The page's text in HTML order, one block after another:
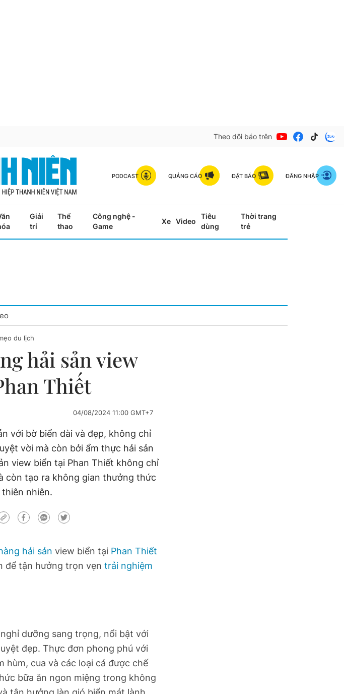
Theo dõi báo trên
PODCAST QUẢNG CÁO ĐẶT BÁO ĐĂNG NHẬP
Giải
trí
Thể
thao
Công nghệ -
Game
Xe Video
Tiêu
dùng
Thời trang
trẻ
du lịch
hải sản view
Thiết
04/08/2024 11:00 GMT+7
với bờ biển dài và đẹp, không chỉ
vời mà còn bởi ẩm thực hải sản
view biển tại Phan Thiết không chỉ
còn tạo ra không gian thưởng thức
nhiên.
hải sản view biển tại Phan Thiết
để tận hưởng trọn vẹn trải nghiệm
dưỡng sang trọng, nổi bật với
đẹp. Thực đơn phong phú với
hùm, cua và các loại cá được chế
bữa ăn ngon miệng trong không